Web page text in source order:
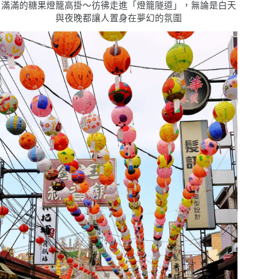
滿滿的糖果燈籠高掛〜彷彿走進「燈籠隧道」，無論是白天
與夜晚都讓人置身在夢幻的氛圍